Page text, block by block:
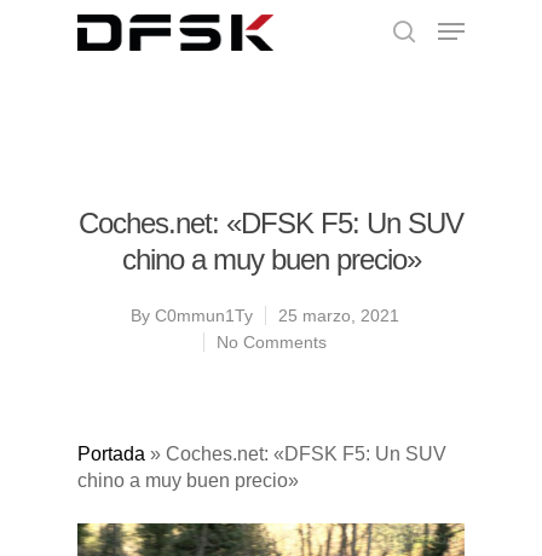
Coches.net: «DFSK F5: Un SUV
chino a muy buen precio»
By C0mmun1Ty
25 marzo, 2021
No Comments
Portada » Coches.net: «DFSK F5: Un SUV
chino a muy buen precio»